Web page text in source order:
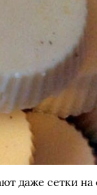
даже сетки на